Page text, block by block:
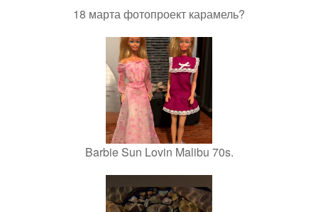
18 марта фотопроект карамель?
Barbie Sun Lovin Malibu 70s.